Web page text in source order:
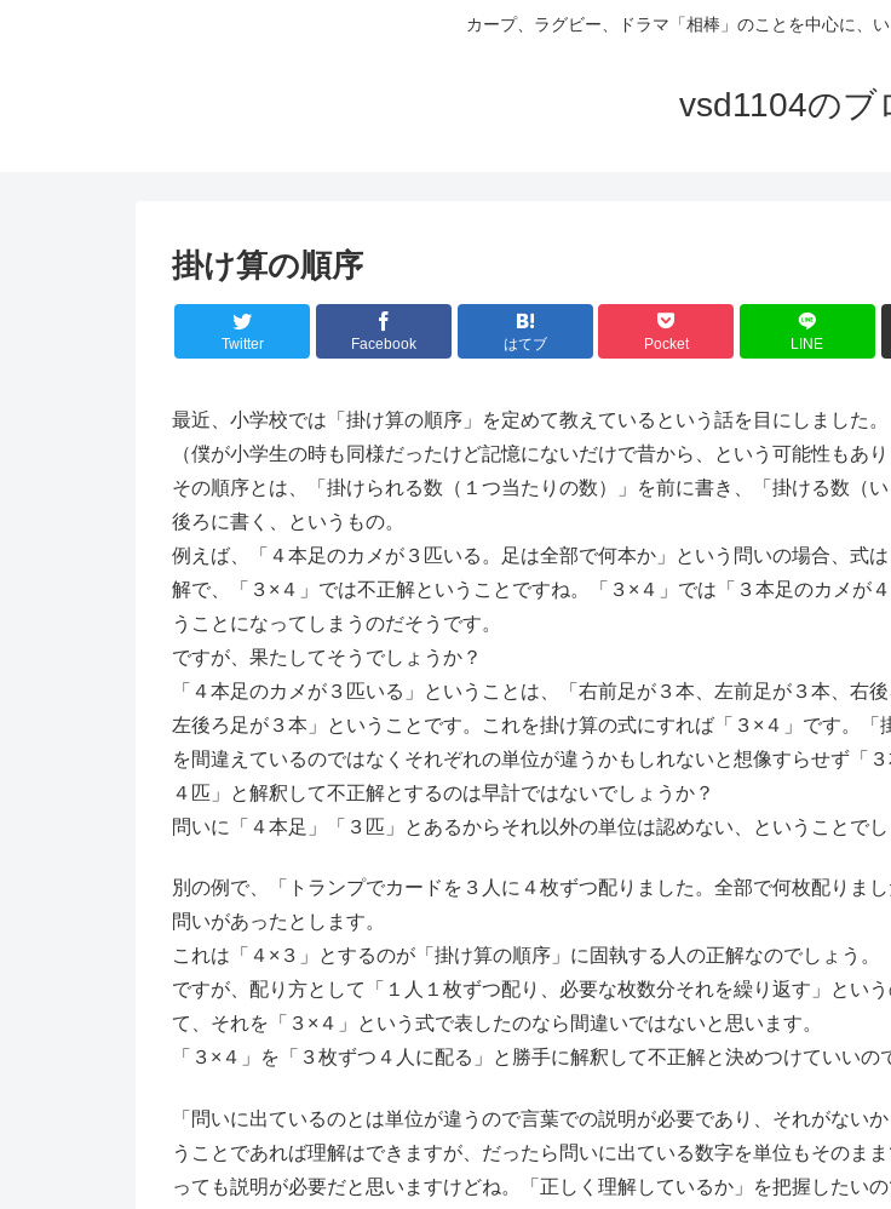
カープ、ラグビー、ドラマ「相棒」のことを中心に、
vsd1104のブ
掛け算の順序
Twitter Facebook はてブ Pocket LINE
最近、小学校では「掛け算の順序」を定めて教えているという話を目にしました。
（僕が小学生の時も同様だったけど記憶にないだけで昔から、という可能性もあり
その順序とは、「掛けられる数（１つ当たりの数）」を前に書き、「掛ける数（
後ろに書く、というもの。
例えば、「４本足のカメが３匹いる。足は全部で何本か」という問いの場合、式
解で、「３×４」では不正解ということですね。「３×４」では「３本足のカメが
うことになってしまうのだそうです。
ですが、果たしてそうでしょうか？
「４本足のカメが３匹いる」ということは、「右前足が３本、左前足が３本、右後
左後ろ足が３本」ということです。これを掛け算の式にすれば「３×４」です。「
を間違えているのではなくそれぞれの単位が違うかもしれないと想像すらせず「
４匹」と解釈して不正解とするのは早計ではないでしょうか？
問いに「４本足」「３匹」とあるからそれ以外の単位は認めない、ということでし
別の例で、「トランプでカードを３人に４枚ずつ配りました。全部で何枚配りまし
問いがあったとします。
これは「４×３」とするのが「掛け算の順序」に固執する人の正解なのでしょう。
ですが、配り方として「１人１枚ずつ配り、必要な枚数分それを繰り返す」とい
て、それを「３×４」という式で表したのなら間違いではないと思います。
「３×４」を「３枚ずつ４人に配る」と勝手に解釈して不正解と決めつけていいの
「問いに出ているのとは単位が違うので言葉での説明が必要であり、それがない
うことであれば理解はできますが、だったら問いに出ている数字を単位もそのま
っても説明が必要だと思いますけどね。「正しく理解しているか」を把握したいの